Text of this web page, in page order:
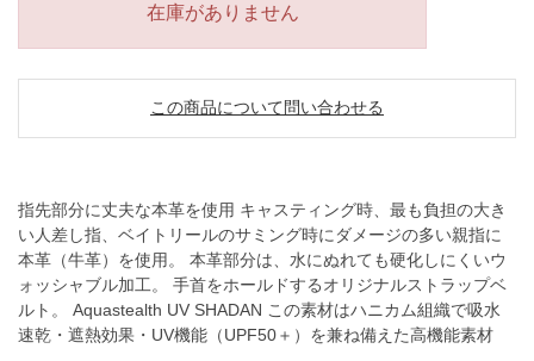
在庫がありません
この商品について問い合わせる
指先部分に丈夫な本革を使用 キャスティング時、最も負担の大き
い人差し指、ベイトリールのサミング時にダメージの多い親指に
本革（牛革）を使用。 本革部分は、水にぬれても硬化しにくいウ
ォッシャブル加工。 手首をホールドするオリジナルストラップベ
ルト。 Aquastealth UV SHADAN この素材はハニカム組織で吸水
速乾・遮熱効果・UV機能（UPF50＋）を兼ね備えた高機能素材